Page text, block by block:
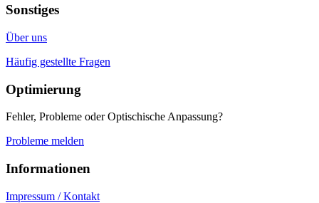
Sonstiges
Über uns
Häufig gestellte Fragen
Optimierung
Fehler, Probleme oder Optischische Anpassung?
Probleme melden
Informationen
Impressum / Kontakt